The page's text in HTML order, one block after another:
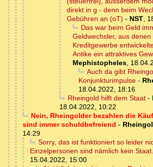
direkt in g - denn beim
Gebühren an (oT) - NST,
Das war beim Geld
Geldwechsler, aus denen
Kreditgewerbe
Antike ein attraktives
Mephistopheles,
Auch da gibt
Konjunkturimpulse -
18.04.2022, 18:16
Rheingold hilft dem Staat-
18.04.2022, 10:22
Nein, Rheingolder bezahlen die
sind immer schuldbefreiend -
14:29
Sorry, das ist funktioniert so leider
Einzelpersonen sind nämlich kein
15.04.2022, 15:00